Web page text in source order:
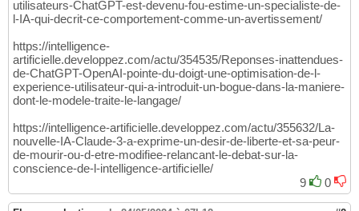
utilisateurs-ChatGPT-est-devenu-fou-estime-un-specialiste-de-
l-IA-qui-decrit-ce-comportement-comme-un-avertissement/
https://intelligence-
artificielle.developpez.com/actu/354535/Reponses-inattendues-
de-ChatGPT-OpenAI-pointe-du-doigt-une-optimisation-de-l-
experience-utilisateur-qui-a-introduit-un-bogue-dans-la-maniere-
dont-le-modele-traite-le-langage/
https://intelligence-artificielle.developpez.com/actu/355632/La-
nouvelle-IA-Claude-3-a-exprime-un-desir-de-liberte-et-sa-peur-
de-mourir-ou-d-etre-modifiee-relancant-le-debat-sur-la-
conscience-de-l-intelligence-artificielle/
9
0